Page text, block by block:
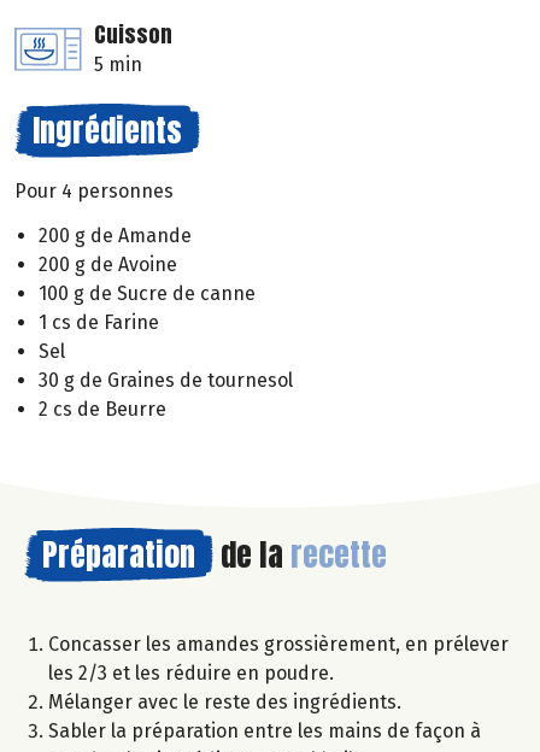
Cuisson
5 min
Ingrédients
Pour 4 personnes
200 g de Amande
200 g de Avoine
100 g de Sucre de canne
1 cs de Farine
Sel
30 g de Graines de tournesol
2 cs de Beurre
Préparation de la recette
Concasser les amandes grossièrement, en prélever
les 2/3 et les réduire en poudre.
Mélanger avec le reste des ingrédients.
Sabler la préparation entre les mains de façon à